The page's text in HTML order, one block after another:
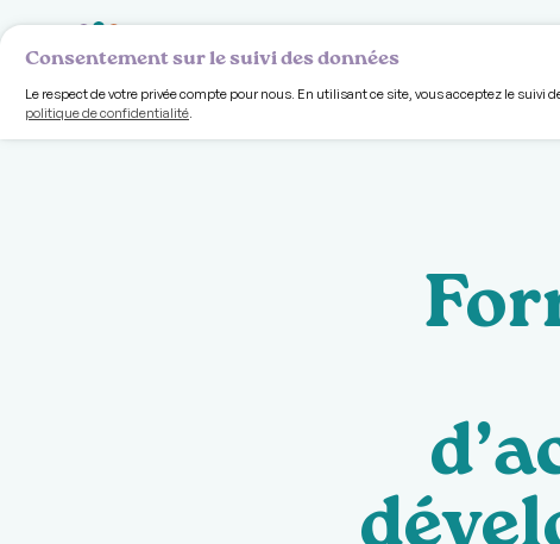
Consentement sur le suivi des données
Le respect de votre privée compte pour nous. En utilisant ce site, vous acceptez le suivi
politique de confidentialité.